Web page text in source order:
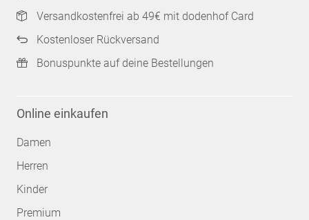
Versandkostenfrei ab 49€ mit dodenhof Card
Kostenloser Rückversand
Bonuspunkte auf deine Bestellungen
Online einkaufen
Damen
Herren
Kinder
Premium